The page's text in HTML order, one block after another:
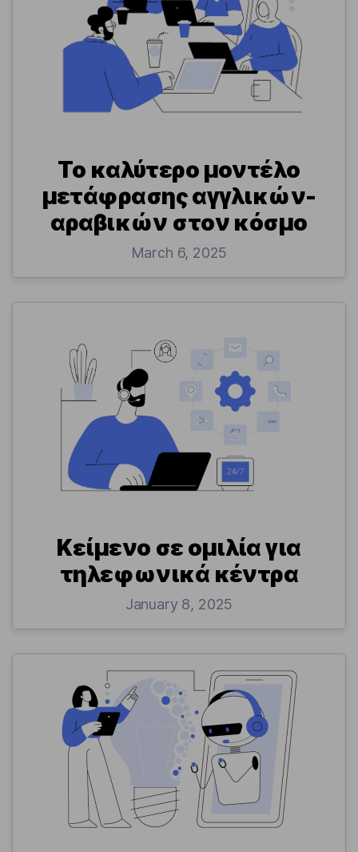
Το καλύτερο μοντέλο
μετάφρασης αγγλικών-
αραβικών στον κόσμο
March 6, 2025
Κείμενο σε ομιλία για
τηλεφωνικά κέντρα
January 8, 2025